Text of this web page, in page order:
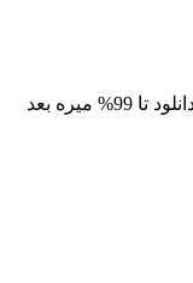
فقط من یه مشکلی دارم باهاش گاهی وقتا دانلود تا 99% میره بعد